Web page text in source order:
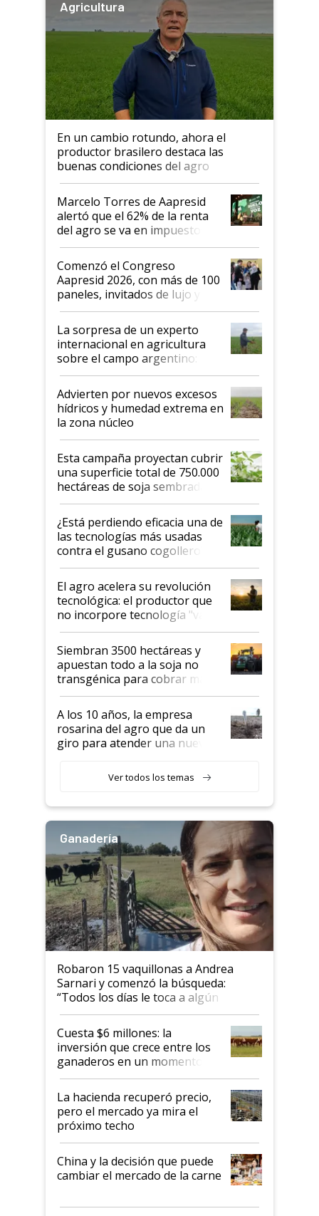
Agricultura
En un cambio rotundo, ahora el
productor brasilero destaca las
buenas condiciones del agro
argentino para invertir: "Los veo
más motivados"
Marcelo Torres de Aapresid
alertó que el 62% de la renta
del agro se va en impuestos:
"No es bueno que en
Argentina se sigan discutiendo
las mismas cosas de hace 50
años"
Comenzó el Congreso
Aapresid 2026, con más de 100
paneles, invitados de lujo y
todas las tendencias
La sorpresa de un experto
internacional en agricultura
sobre el campo argentino:
"Estoy muy impresionado"
Advierten por nuevos excesos
hídricos y humedad extrema en
la zona núcleo
Esta campaña proyectan cubrir
una superficie total de 750.000
hectáreas de soja sembradas
con una nueva generación de
variedades que marcan un
salto tecnológico en genética y
rendimiento
¿Está perdiendo eficacia una de
las tecnologías más usadas
contra el gusano cogollero? El
desafío de una tecnología clave
El agro acelera su revolución
tecnológica: el productor que
no incorpore tecnología "va a
perder el tren"
Siembran 3500 hectáreas y
apuestan todo a la soja no
transgénica para cobrar más
por tonelada: compraron un
semillero
A los 10 años, la empresa
rosarina del agro que da un
giro para atender una nueva
Ver todos los temas
Ganadería
Robaron 15 vaquillonas a Andrea
Sarnari y comenzó la búsqueda:
“Todos los días le toca a algún
productor”
Cuesta $6 millones: la
inversión que crece entre los
ganaderos en un momento
histórico para la actividad
La hacienda recuperó precio,
pero el mercado ya mira el
próximo techo
China y la decisión que puede
cambiar el mercado de la carne